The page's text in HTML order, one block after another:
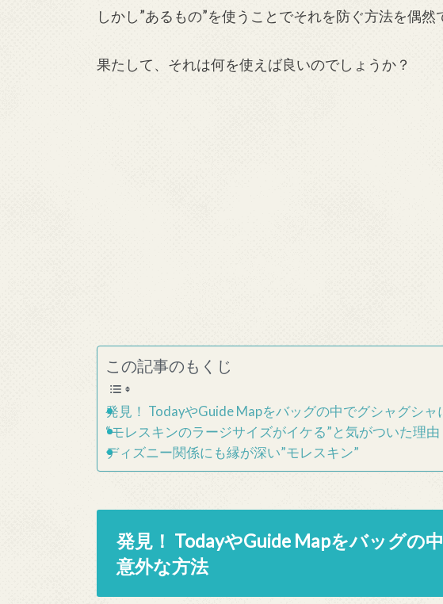
しかし”あるもの”を使うことでそれを防ぐ方法を偶然
果たして、それは何を使えば良いのでしょうか？
この記事のもくじ
発見！ TodayやGuide Mapをバッグの中でグシャグシ
“モレスキンのラージサイズがイケる”と気がついた理由
ディズニー関係にも縁が深い”モレスキン”
発見！ TodayやGuide Mapをバッグの
意外な方法